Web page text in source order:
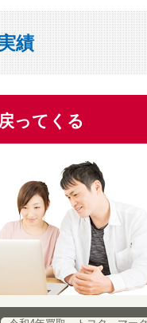
績
ってくる